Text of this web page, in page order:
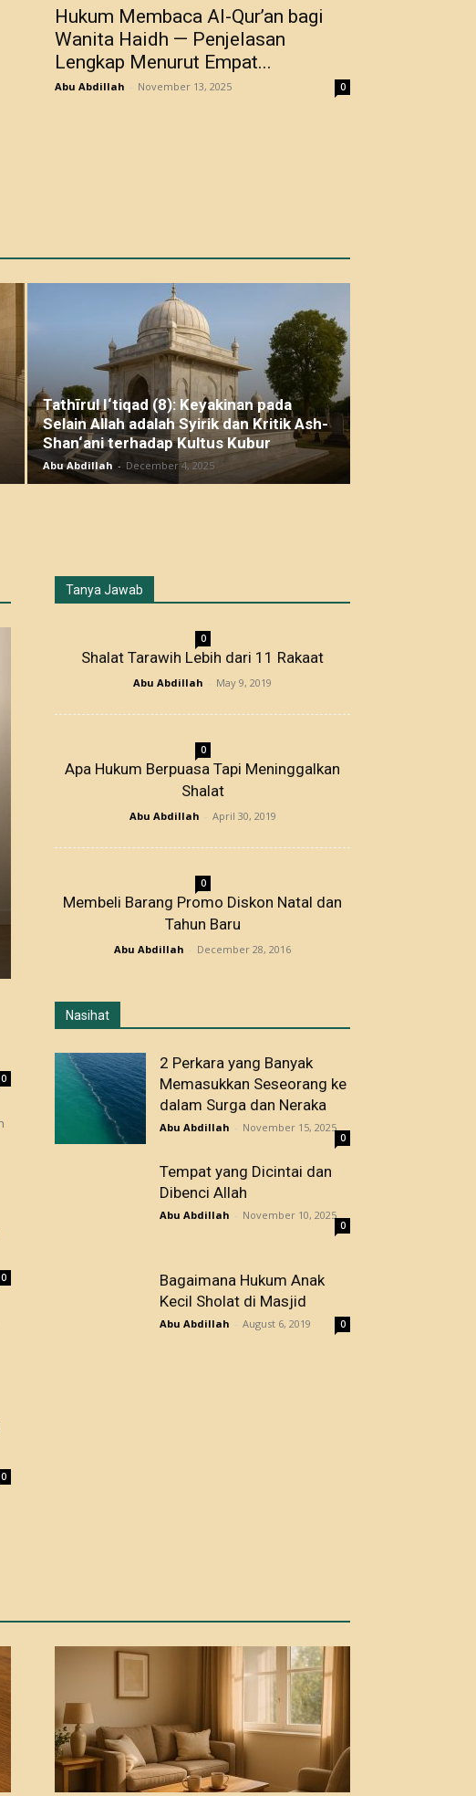
Hukum Membaca Al-Qur’an bagi
Wanita Haidh — Penjelasan
Lengkap Menurut Empat...
Abu Abdillah - November 13, 2025 0
Tathīrul I‘tiqad (8): Keyakinan pada
Selain Allah adalah Syirik dan Kritik Ash-
Shan‘ani terhadap Kultus Kubur
Abu Abdillah - December 4, 2025
0
0
0
Tanya Jawab
0
Shalat Tarawih Lebih dari 11 Rakaat
Abu Abdillah - May 9, 2019
0
Apa Hukum Berpuasa Tapi Meninggalkan
Shalat
Abu Abdillah - April 30, 2019
0
Membeli Barang Promo Diskon Natal dan
Tahun Baru
Abu Abdillah - December 28, 2016
Nasihat
2 Perkara yang Banyak
Memasukkan Seseorang ke
dalam Surga dan Neraka
Abu Abdillah - November 15, 2025
0
Tempat yang Dicintai dan
Dibenci Allah
Abu Abdillah - November 10, 2025
0
Bagaimana Hukum Anak
Kecil Sholat di Masjid
Abu Abdillah - August 6, 2019 0